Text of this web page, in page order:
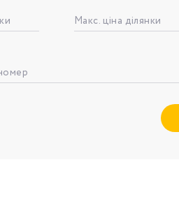
Макс. ціна ділянки